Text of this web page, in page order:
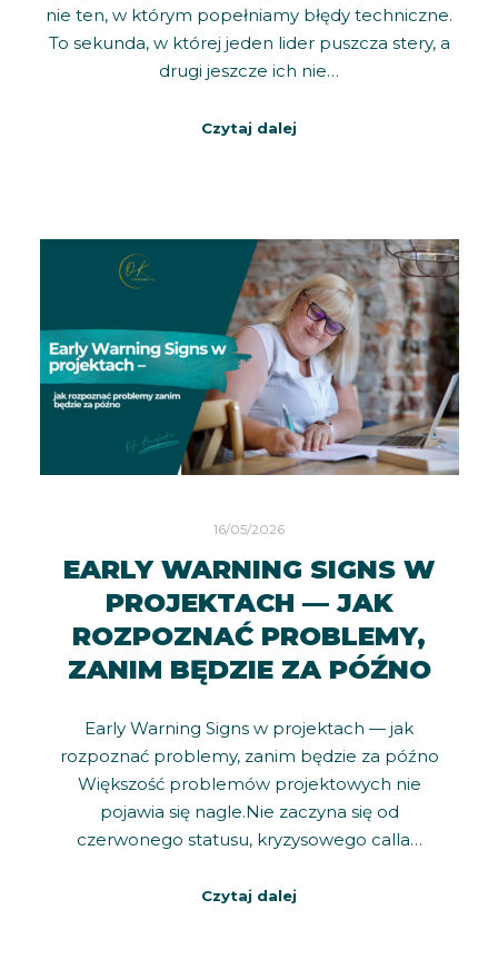
nie ten, w którym popełniamy błędy techniczne.
To sekunda, w której jeden lider puszcza stery, a
drugi jeszcze ich nie…
Czytaj dalej
16/05/2026
EARLY WARNING SIGNS W
PROJEKTACH — JAK
ROZPOZNAĆ PROBLEMY,
ZANIM BĘDZIE ZA PÓŹNO
Early Warning Signs w projektach — jak
rozpoznać problemy, zanim będzie za późno
Większość problemów projektowych nie
pojawia się nagle.Nie zaczyna się od
czerwonego statusu, kryzysowego calla…
Czytaj dalej